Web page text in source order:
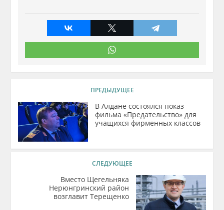
ПРЕДЫДУЩЕЕ
В Алдане состоялся показ
фильма «Предательство» для
учащихся фирменных классов
СЛЕДУЮЩЕЕ
Вместо Щегельняка
Нерюнгринский район
возглавит Терещенко